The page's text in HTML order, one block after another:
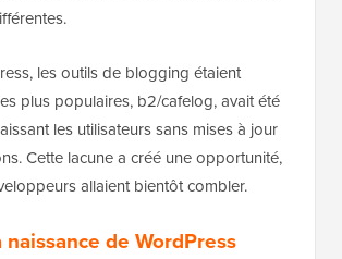
les outils de blogging étaient
plus populaires, b2/cafelog, avait été
les utilisateurs sans mises à jour
Cette lacune a créé une opportunité,
allaient bientôt combler.
de WordPress